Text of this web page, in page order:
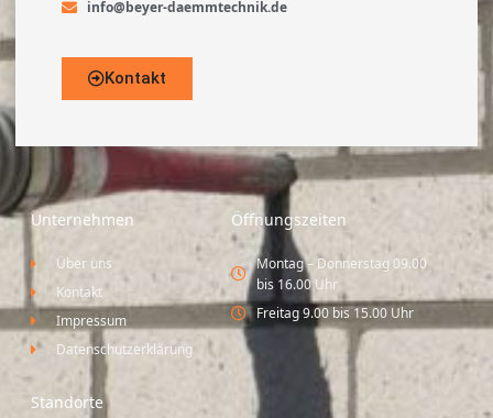
info@beyer-daemmtechnik.de
Kontakt
Unternehmen
Über uns
Kontakt
Impressum
Datenschutzerklärung
Öffnungszeiten
Montag – Donnerstag 09.00
bis 16.00 Uhr
Freitag 9.00 bis 15.00 Uhr
Standorte